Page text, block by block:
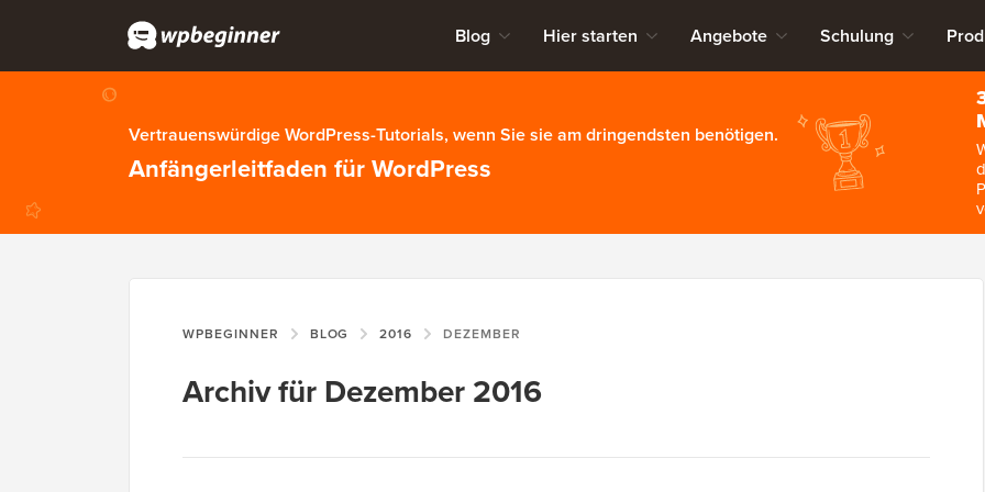
Blog Hier starten Angebote Schulung
Vertrauenswürdige WordPress-Tutorials, wenn Sie sie am dringendsten benötigen.
Anfängerleitfaden für WordPress
WPBEGINNER BLOG 2016 DEZEMBER
Archiv für Dezember 2016